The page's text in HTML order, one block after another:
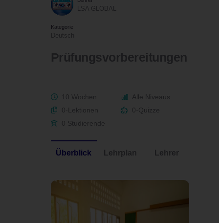
LSA GLOBAL
Kategorie
Deutsch
Prüfungsvorbereitungen
10 Wochen
Alle Niveaus
0-Lektionen
0-Quizze
0 Studierende
Überblick Lehrplan Lehrer